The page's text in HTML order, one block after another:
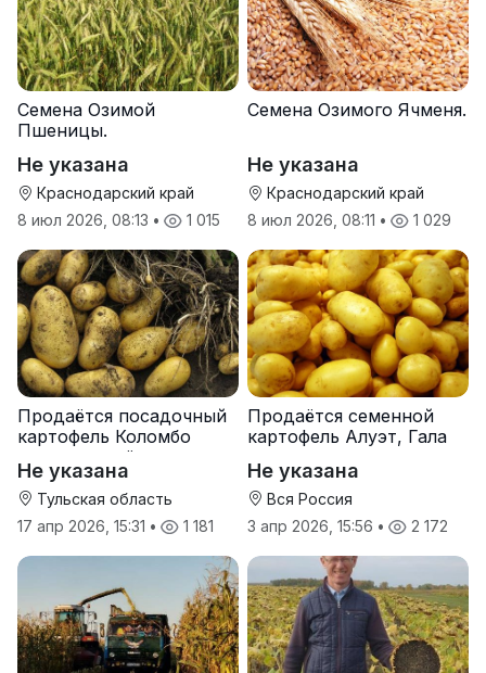
Семена Озимой
Пшеницы.
Не указана
Краснодарский край
8 июл 2026, 08:13 • 1 015
Семена Озимого Ячменя.
Не указана
Краснодарский край
8 июл 2026, 08:11 • 1 029
Продаётся посадочный
картофель Коломбо
оптом от трёх тонн
Не указана
Тульская область
17 апр 2026, 15:31 • 1 181
Продаётся семенной
картофель Алуэт, Гала
Не указана
Вся Россия
3 апр 2026, 15:56 • 2 172